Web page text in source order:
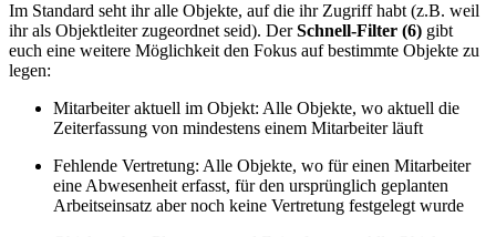
Im Standard seht ihr alle Objekte, auf die ihr Zugriff habt (z.B. weil
ihr als Objektleiter zugeordnet seid). DerSchnell-Filter (6) gibt
euch eine weitere Möglichkeit den Fokus auf bestimmte Objekte zu
legen:
Mitarbeiter aktuell im Objekt: Alle Objekte, wo aktuell die
Zeiterfassung von mindestens einem Mitarbeiter läuft
Fehlende Vertretung: Alle Objekte, wo für einen Mitarbeiter
eine Abwesenheit erfasst, für den ursprünglich geplanten
Arbeitseinsatz aber noch keine Vertretung festgelegt wurde